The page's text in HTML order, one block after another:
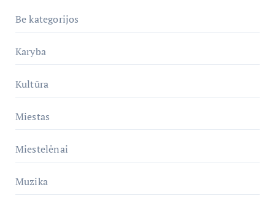
Be kategorijos
Karyba
Kultūra
Miestas
Miestelėnai
Muzika